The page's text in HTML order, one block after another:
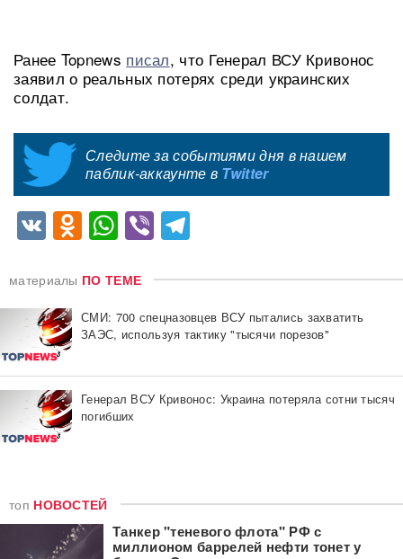
Ранее Topnews писал, что Генерал ВСУ Кривонос
заявил о реальных потерях среди украинских
солдат.
Следите за событиями дня в нашем
паблик-аккаунте в Twitter
VKOdnoklassniki
WhatsApp
Viber
материалы ПО ТЕМЕ
СМИ: 700 спецназовцев ВСУ пытались захватить
ЗАЭС, используя тактику "тысячи порезов"
Генерал ВСУ Кривонос: Украина потеряла сотни тысяч
погибших
топ НОВОСТЕЙ
Танкер "теневого флота" РФ с
миллионом баррелей нефти тонет у